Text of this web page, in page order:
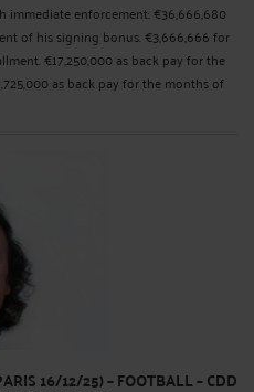
immediate enforcement: €36,666,680
of his signing bonus. €3,666,666 for
€17,250,000 as back pay for the
as back pay for the months of
16/12/25) – FOOTBALL – CDD